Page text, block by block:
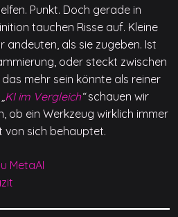
Punkt. Doch gerade in
tauchen Risse auf. Kleine
andeuten, als sie zugeben. Ist
oder steckt zwischen
mehr sein könnte als reiner
„KI im Vergleich“schauen wir
ob ein Werkzeug wirklich immer
von sich behauptet.
MetaAI